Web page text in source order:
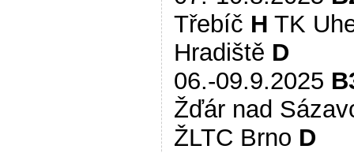
Třebíč H TK
Hradiště D
06.-09.9.2025
Žďár nad
ŽLTC Brno D